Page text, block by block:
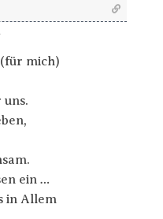
mich)
ein …
in Allem